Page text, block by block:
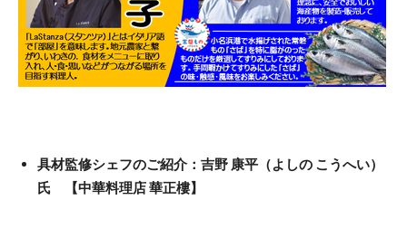
具材監修シェフのご紹介：吉野 康平（よしの こうへい）
氏 【中華料理店 華正樓】